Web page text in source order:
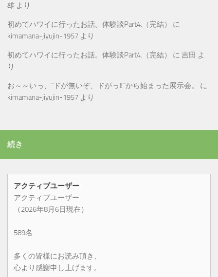
雄 より
初めてハワイに行ったお話。体験談Part4.（完結）
に
kimamana-jiyujin-1957 より
初めてハワイに行ったお話。体験談Part4.（完結） に 吉田 よ
り
お～～いっ、”ドが無いぞ、ドがっ‼”から始まった展示会。
に
kimamana-jiyujin-1957 より
続き
アクティブユーザー
アクティブユーザー
（2026年8月6日現在）
589名
多くの皆様にお読み頂き、
心より感謝申し上げます。